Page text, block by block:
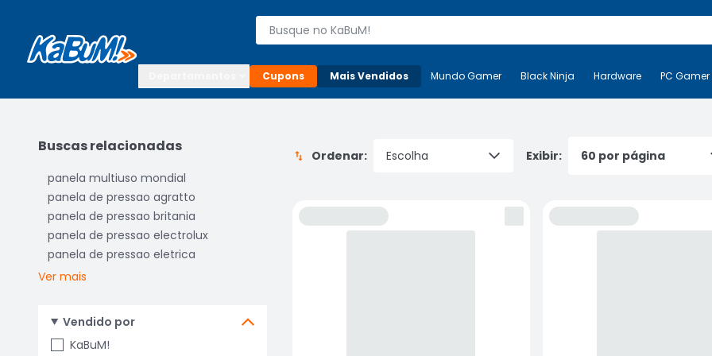
Buscar produtos
Cupons Mais Vendidos Mais-v- Mundo Gamer Black Ninja Hardware
Mundo Gamer Black Ninja Hardware PC Gamer
Buscas relacionadas
panela multiuso mondial
panela de pressao agratto
panela de pressao britania
panela de pressao electrolux
panela de pressao eletrica
Ver mais
Vendido por
KaBuM!
Ordenar: Exibir: